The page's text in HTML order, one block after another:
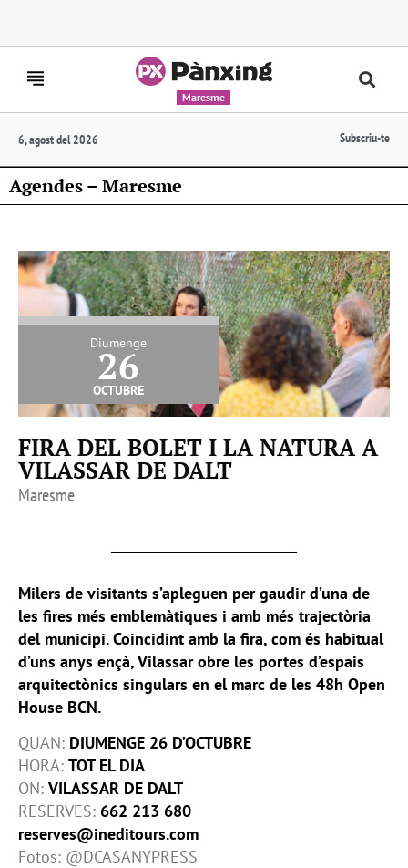
Maresme
6, agost del 2026 Subscriu-te
Agendes – Maresme
Diumenge
26
octubre
FIRA DEL BOLET I LA NATURA A
VILASSAR DE DALT
Maresme
Milers de visitants s’apleguen per gaudir d’una de
les fires més emblemàtiques i amb més trajectòria
del municipi. Coincidint amb la fira, com és habitual
d’uns anys ençà, Vilassar obre les portes d’espais
arquitectònics singulars en el marc de les 48h Open
House BCN.
QUAN: DIUMENGE 26 D’OCTUBRE
HORA: TOT EL DIA
ON: VILASSAR DE DALT
RESERVES: 662 213 680
reserves@ineditours.com
Fotos: @DCASANYPRESS